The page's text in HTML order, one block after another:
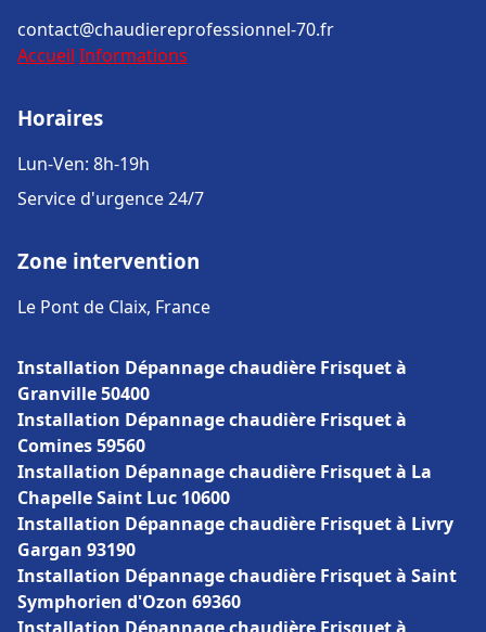
contact@chaudiereprofessionnel-70.fr
Accueil Informations
Horaires
Lun-Ven: 8h-19h
Service d'urgence 24/7
Zone intervention
Le Pont de Claix, France
Installation Dépannage chaudière Frisquet à
Granville 50400
Installation Dépannage chaudière Frisquet à
Comines 59560
Installation Dépannage chaudière Frisquet à La
Chapelle Saint Luc 10600
Installation Dépannage chaudière Frisquet à Livry
Gargan 93190
Installation Dépannage chaudière Frisquet à Saint
Symphorien d'Ozon 69360